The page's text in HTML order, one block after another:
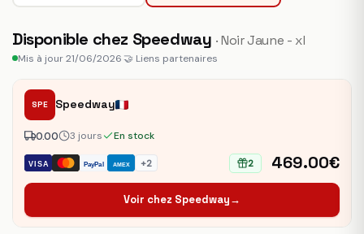
Disponible chez Speedway · Noir Jaune - xl
Mis à jour 21/06/2026🤝 Liens partenaires
SPE Speedway
VISA PayPal AMEX +2
0.00 3 jours En stock
2 469.00€
Voir chez Speedway→